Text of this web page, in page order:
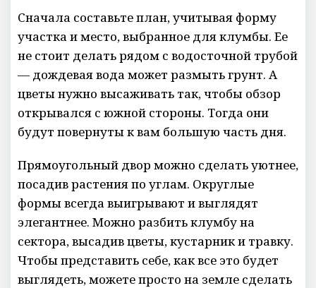
Сначала составьте план, учитывая форму
участка и место, выбранное для клумбы. Ее
не стоит делать рядом с водосточной трубой
— дождевая вода может размыть грунт. А
цветы нужно высаживать так, чтобы обзор
открывался с южной стороны. Тогда они
будут повернуты к вам большую часть дня.
Прямоугольный двор можно сделать уютнее,
посадив растения по углам. Округлые
формы всегда выигрывают и выглядят
элегантнее. Можно разбить клумбу на
сектора, высадив цветы, кустарник и травку.
Чтобы представить себе, как все это будет
выглядеть, можете просто на земле сделать